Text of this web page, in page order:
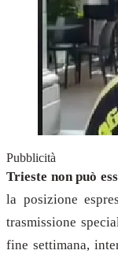
Pubblicità
Trieste non può
la posizione
trasmissione
fine settimana,